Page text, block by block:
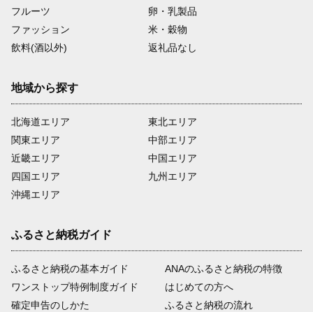
フルーツ
卵・乳製品
ファッション
米・穀物
飲料(酒以外)
返礼品なし
地域から探す
北海道エリア
関東エリア
近畿エリア
四国エリア
沖縄エリア
東北エリア
中部エリア
中国エリア
九州エリア
ふるさと納税ガイド
ふるさと納税の基本ガイド
ワンストップ特例制度ガイド
確定申告のしかた
ANAのふるさと納税の特徴
はじめての方へ
ふるさと納税の流れ